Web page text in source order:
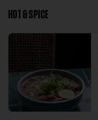
HOT & SPICE